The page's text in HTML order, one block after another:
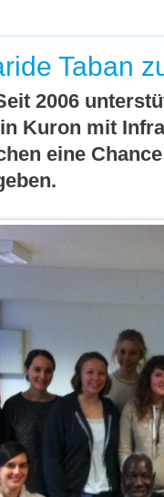
Taban
2006
Kuron mit
eine